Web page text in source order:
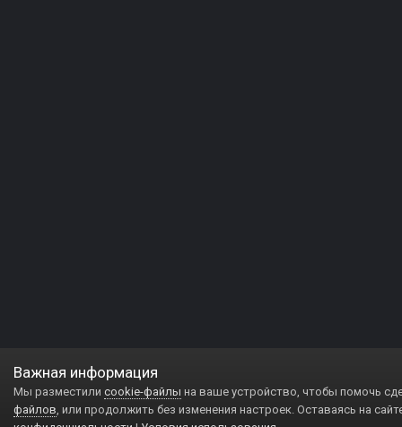
Важная информация
Мы разместили cookie-файлы на ваше устройство, чтобы помочь
файлов, или продолжить без изменения настроек. Оставаясь на